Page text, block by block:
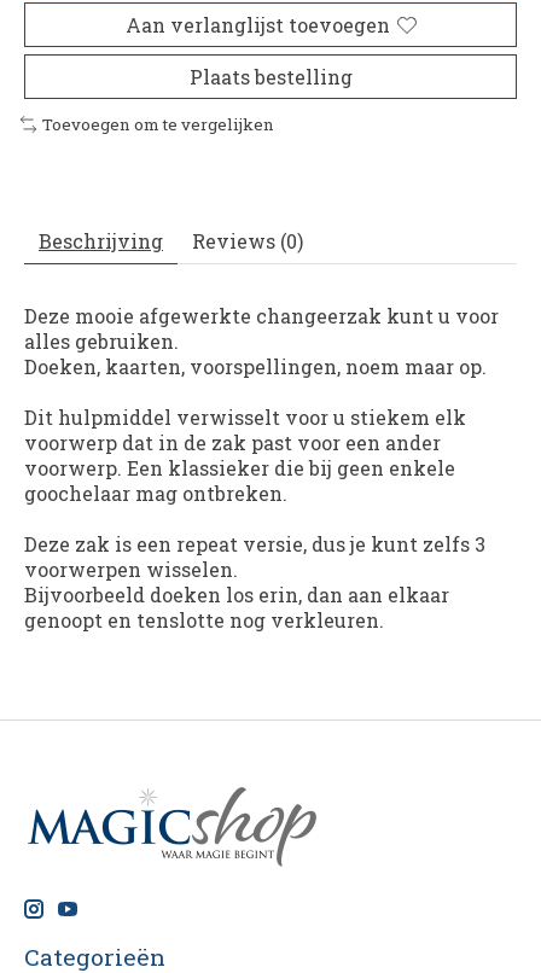
Aan verlanglijst toevoegen
Plaats bestelling
Toevoegen om te vergelijken
Beschrijving Reviews (0)
Deze mooie afgewerkte changeerzak kunt u voor
alles gebruiken.
Doeken, kaarten, voorspellingen, noem maar op.
Dit hulpmiddel verwisselt voor u stiekem elk
voorwerp dat in de zak past voor een ander
voorwerp. Een klassieker die bij geen enkele
goochelaar mag ontbreken.
Deze zak is een repeat versie, dus je kunt zelfs 3
voorwerpen wisselen.
Bijvoorbeeld doeken los erin, dan aan elkaar
genoopt en tenslotte nog verkleuren.
Categorieën